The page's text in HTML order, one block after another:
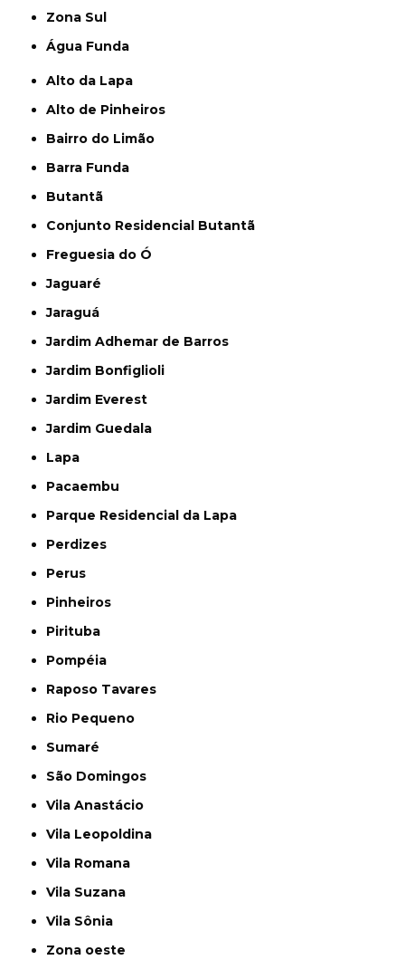
Zona Sul
Água Funda
Alto da Lapa
Alto de Pinheiros
Bairro do Limão
Barra Funda
Butantã
Conjunto Residencial Butantã
Freguesia do Ó
Jaguaré
Jaraguá
Jardim Adhemar de Barros
Jardim Bonfiglioli
Jardim Everest
Jardim Guedala
Lapa
Pacaembu
Parque Residencial da Lapa
Perdizes
Perus
Pinheiros
Pirituba
Pompéia
Raposo Tavares
Rio Pequeno
Sumaré
São Domingos
Vila Anastácio
Vila Leopoldina
Vila Romana
Vila Suzana
Vila Sônia
Zona oeste